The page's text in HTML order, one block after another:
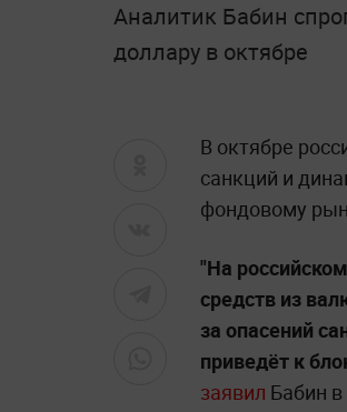
Аналитик Бабин
доллару в октябре
В октябре
санкций и
фондовому
"На
средств из
за опасений
приведёт к
заявил Бабин